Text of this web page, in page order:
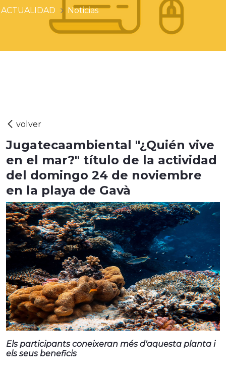
ACTUALIDAD Noticias
Jugatecaambiental "¿Quién vive
en el mar?" título de la actividad
del domingo 24 de noviembre
en la playa de Gavà
Els participants coneixeran més d'aquesta planta i
els seus beneficis